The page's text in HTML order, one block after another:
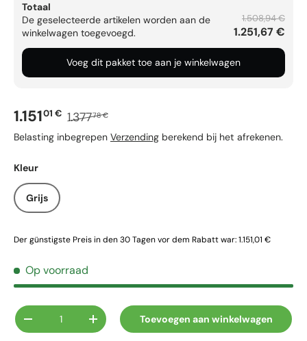
Totaal
De geselecteerde artikelen worden aan de
winkelwagen toegevoegd.
1.508,94 €
1.251,67 €
Voeg dit pakket toe aan je winkelwagen
Verkoopprijs
1.15101 € Reguliere prijs
1.37778 €
Belasting inbegrepen Verzending berekend bij het afrekenen.
Kleur
Grijs
Der günstigste Preis in den 30 Tagen vor dem Rabatt war:1.151,01 €
Op voorraad
Aantal
Verlaag de hoeveelheidVerhoog de hoeveelheid
Toevoegen aan winkelwagen